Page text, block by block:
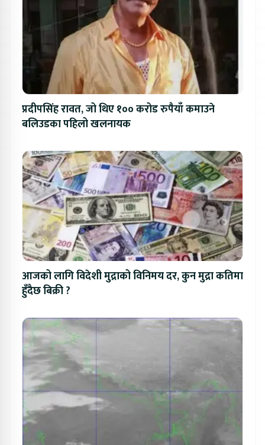
प्रदीपसिंह रावत, जो थिए १०० करोड रुपैयाँ कमाउने
बलिउडका पहिलो खलनायक
आजको लागि विदेशी मुद्राको विनिमय दर, कुन मुद्रा कतिमा
हुँदैछ बिक्री ?